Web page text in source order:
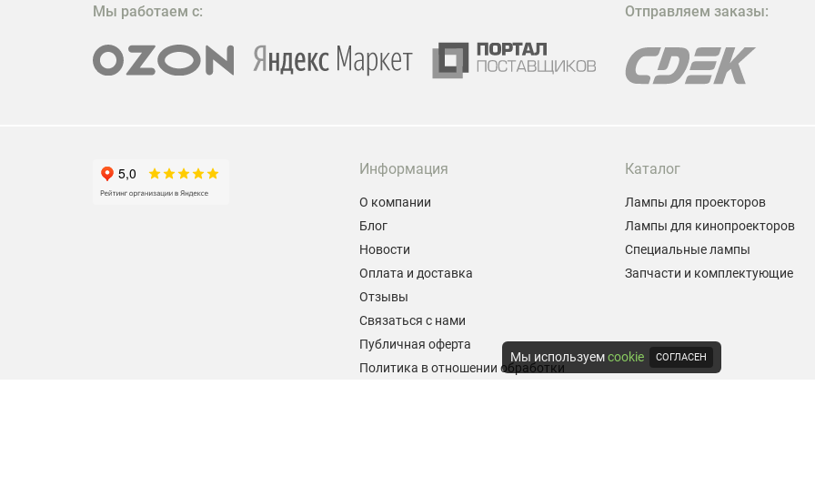
эффективных и бюджетных способов стать
проектора.
Мы работаем с: Отправляем заказы:
Информация
О компании
Блог
Новости
Оплата и доставка
Отзывы
Связаться с нами
Публичная оферта
Политика в отношении обработки
Каталог
Лампы для проекторов
Лампы для кинопроекторов
Специальные лампы
Запчасти и комплектующие
Мы используемcookie СОГЛАСЕН